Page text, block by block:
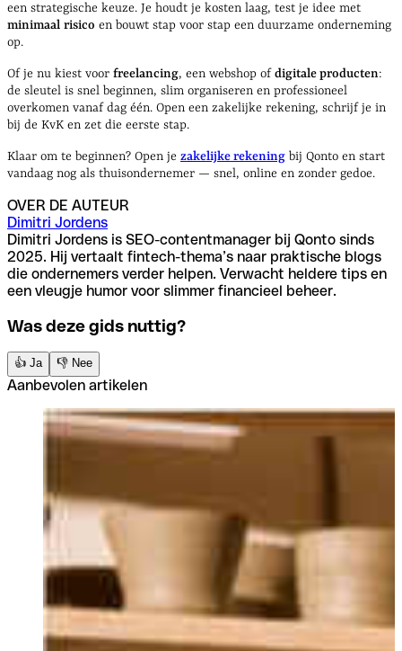
een strategische keuze. Je houdt je kosten laag, test je idee met
minimaal risico en bouwt stap voor stap een duurzame onderneming
op.
Of je nu kiest voor freelancing, een webshop ofdigitale producten:
de sleutel is snel beginnen, slim organiseren en professioneel
overkomen vanaf dag één. Open een zakelijke rekening, schrijf je in
bij de KvK en zet die eerste stap.
Klaar om te beginnen? Open je zakelijke rekening bij Qonto en start
vandaag nog als thuisondernemer — snel, online en zonder gedoe.
OVER DE AUTEUR
Dimitri Jordens
Dimitri Jordens is SEO-contentmanager bij Qonto sinds
2025. Hij vertaalt fintech-thema’s naar praktische blogs
die ondernemers verder helpen. Verwacht heldere tips en
een vleugje humor voor slimmer financieel beheer.
Was deze gids nuttig?
👍 Ja 👎 Nee
Aanbevolen artikelen